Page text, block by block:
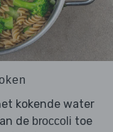
kokende water
de broccoli toe